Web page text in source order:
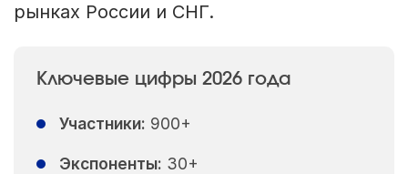
рынках России и СНГ.
Ключевые цифры 2026 года
Участники: 900+
Экспоненты: 30+